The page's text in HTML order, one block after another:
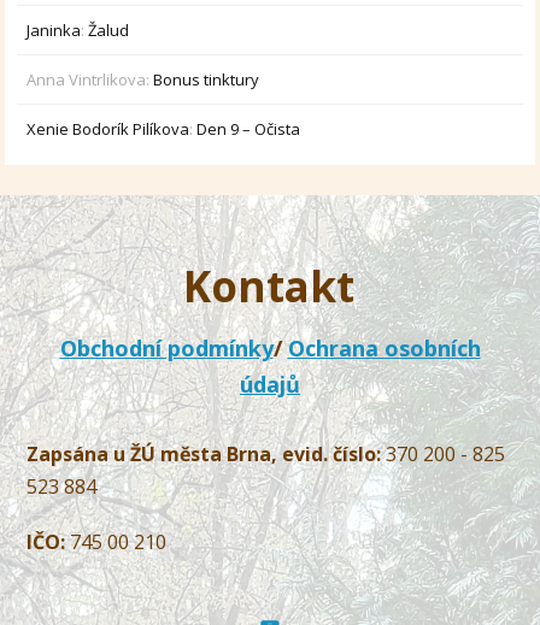
Janinka:Žalud
Anna Vintrlikova:Bonus tinktury
Xenie Bodorík Pilíkova:Den 9 – Očista
Kontakt
Obchodní podmínky/Ochrana osobních
údajů
Zapsána u ŽÚ města Brna, evid. číslo:370 200 - 825
523 884
IČO:745 00 210